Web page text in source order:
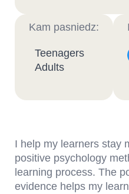
Kam pasniedz:
Teenagers
Adults
I help my learners stay
positive psychology
learning process. The
evidence helps my